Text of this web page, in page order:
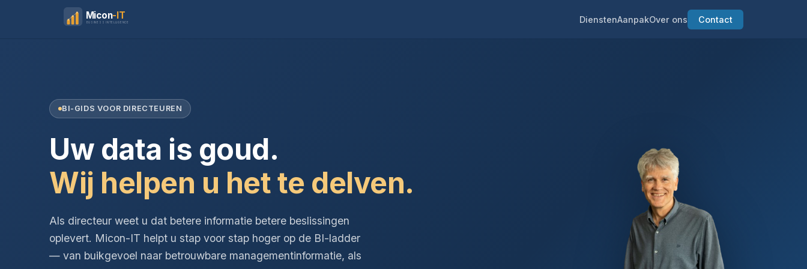
Micon-IT
BUSINESS INTELLIGENCE DienstenAanpakOver ons Contact
BI-GIDS VOOR DIRECTEUREN
Uw data is goud.
Wij helpen u het te delven.
Als directeur weet u dat betere informatie betere beslissingen
oplevert. Micon-IT helpt u stap voor stap hoger op de BI-ladder
— van buikgevoel naar betrouwbare managementinformatie, als